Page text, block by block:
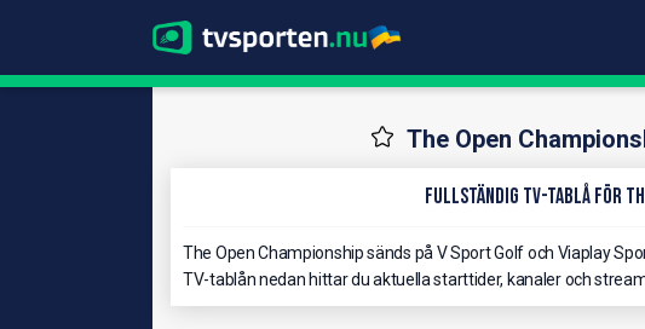
The Open
Fullständig TV-Tablå för
The Open Championship sänds på V Sport Golf och Viaplay
TV-tablån nedan hittar du aktuella starttider, kanaler och